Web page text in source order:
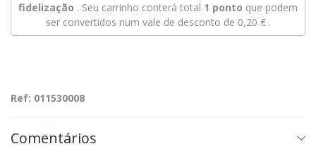
fidelização . Seu carrinho conterá total 1 ponto que podem
ser convertidos num vale de desconto de 0,20 €.
Ref: 011530008
Comentários